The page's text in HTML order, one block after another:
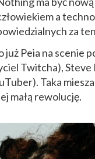
a
za
Peia na scenie
Twitcha),
Taka
małą rewolucję.